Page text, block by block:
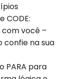
CODE:
com você –
confie na sua
PARA para